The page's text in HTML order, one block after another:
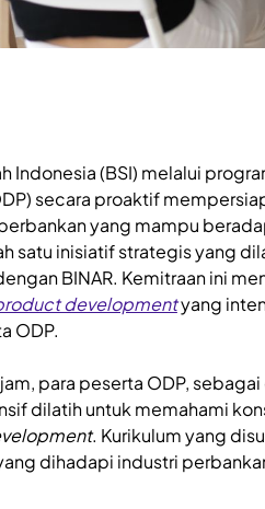
Indonesia (BSI) melalui
secara proaktif
yang mampu
satu inisiatif strategis yang
BINAR. Kemitraan ini
developmentyang
ODP.
para peserta ODP,
dilatih untuk memahami
. Kurikulum yang
dihadapi industri